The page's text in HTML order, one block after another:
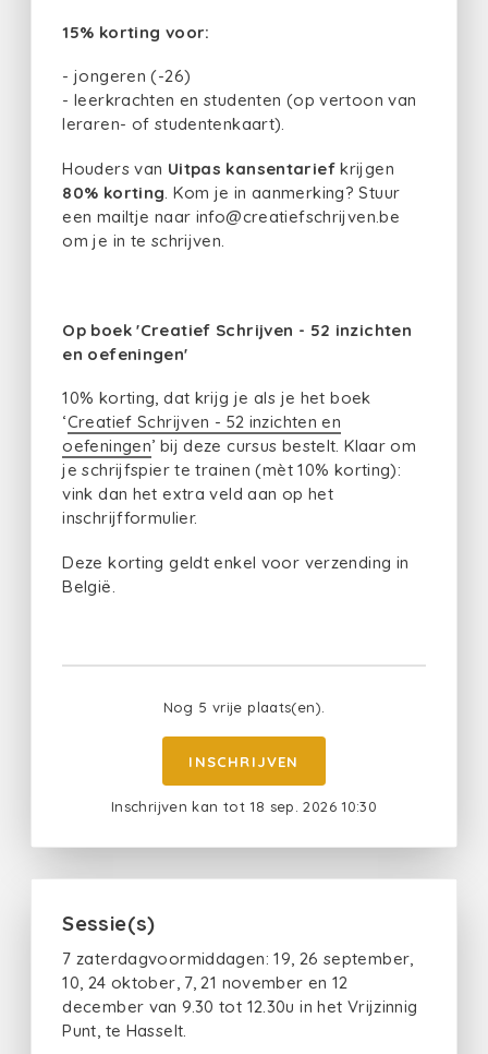
15% korting voor:
- jongeren (-26)
- leerkrachten en studenten (op vertoon van
leraren- of studentenkaart).
Houders van Uitpas kansentariefkrijgen
80% korting. Kom je in aanmerking? Stuur
een mailtje naar info@creatiefschrijven.be
om je in te schrijven.
Op boek 'Creatief Schrijven - 52 inzichten
en oefeningen'
10% korting, dat krijg je als je het boek
‘Creatief Schrijven - 52 inzichten en
oefeningen’ bij deze cursus bestelt. Klaar om
je schrijfspier te trainen (mèt 10% korting):
vink dan het extra veld aan op het
inschrijfformulier.
Deze korting geldt enkel voor verzending in
België.
Nog 5 vrije plaats(en).
INSCHRIJVEN
Inschrijven kan tot 18 sep. 2026 10:30
Sessie(s)
7 zaterdagvoormiddagen: 19, 26 september,
10, 24 oktober, 7, 21 november en 12
december van 9.30 tot 12.30u in het Vrijzinnig
Punt, te Hasselt.